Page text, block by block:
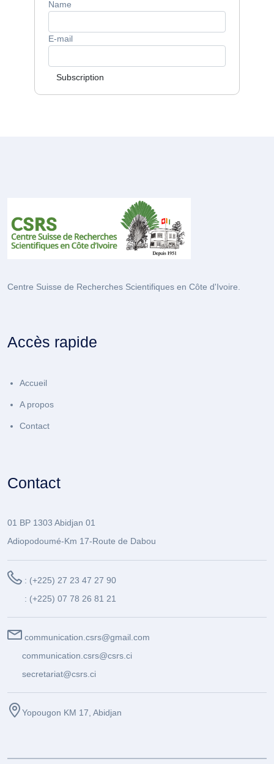
Name
E-mail
Subscription
Centre Suisse de Recherches Scientifiques en Côte d'Ivoire.
Accès rapide
Accueil
A propos
Contact
Contact
01 BP 1303 Abidjan 01
Adiopodoumé-Km 17-Route de Dabou
: (+225) 27 23 47 27 90
: (+225) 07 78 26 81 21
communication.csrs@gmail.com
communication.csrs@csrs.ci
secretariat@csrs.ci
Yopougon KM 17, Abidjan